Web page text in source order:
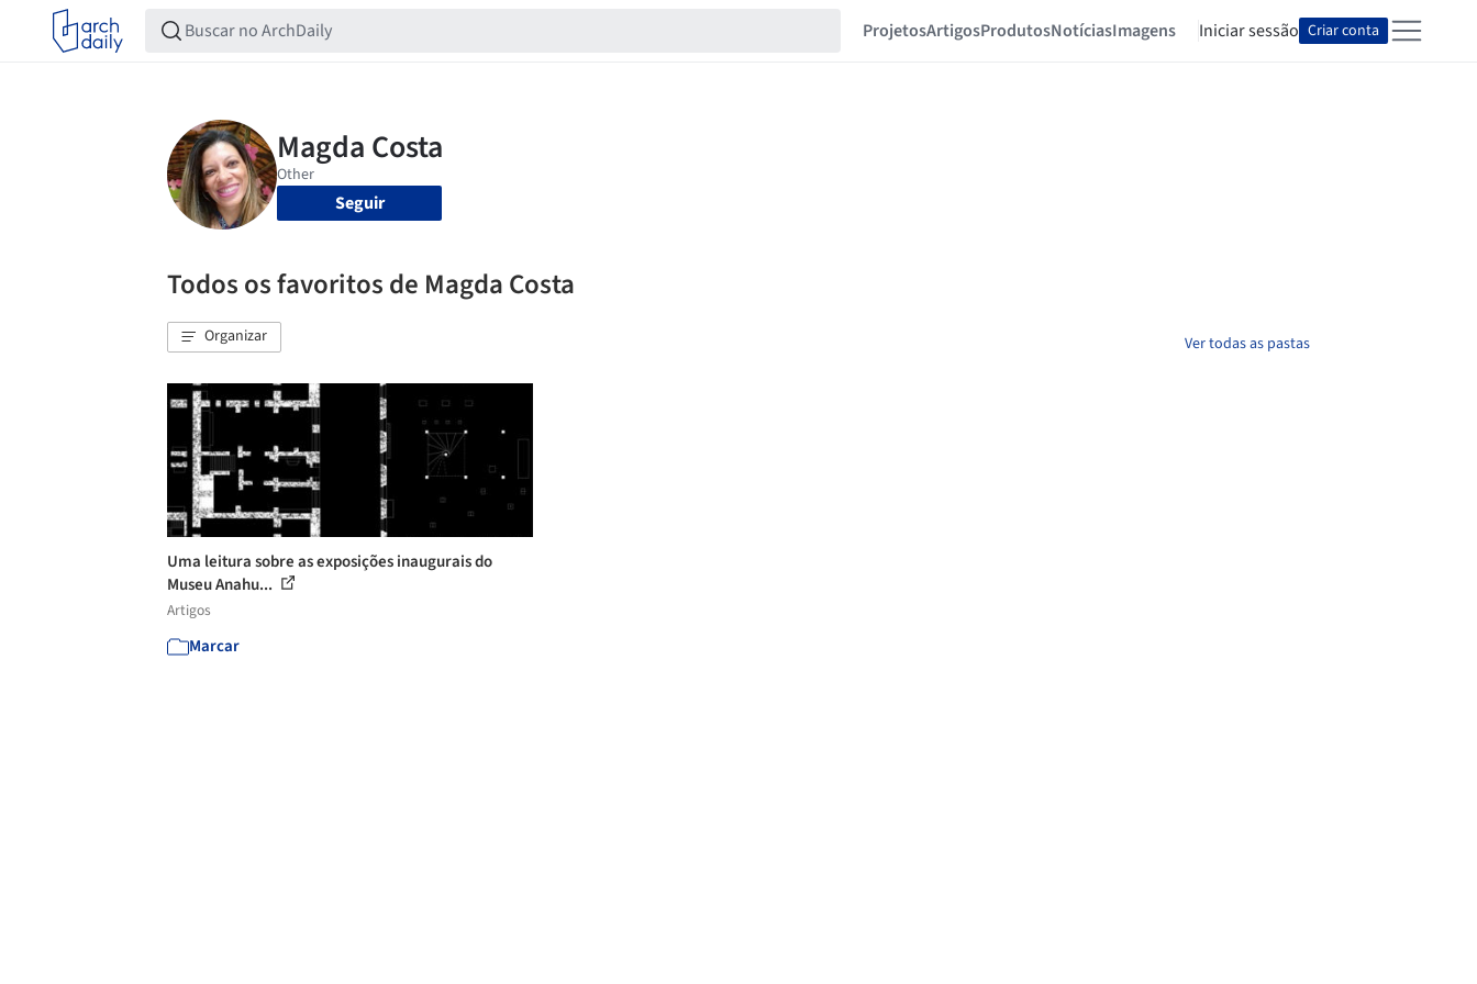
ProjetosArtigosProdutosNotíciasImagens Iniciar sessão Criar conta
Seguir
Todos os favoritos de Magda Costa
Organizar Ver todas as pastas
Uma leitura sobre as exposições inaugurais do
Museu Anahu...
Artigos
Marcar